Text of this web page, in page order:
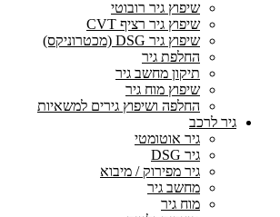
שיפוץ גיר רובוטי
שיפוץ גיר רציף CVT
שיפוץ גיר DSG (מכטרוניקס)
החלפת גיר
תיקון מחשב גיר
שיפוץ מוח גיר
החלפה ושיפוץ גירים למשאיות
גיר לרכב
גיר אוטומטי
גיר DSG
גיר מפירוק / מיבוא
מחשב גיר
מוח גיר